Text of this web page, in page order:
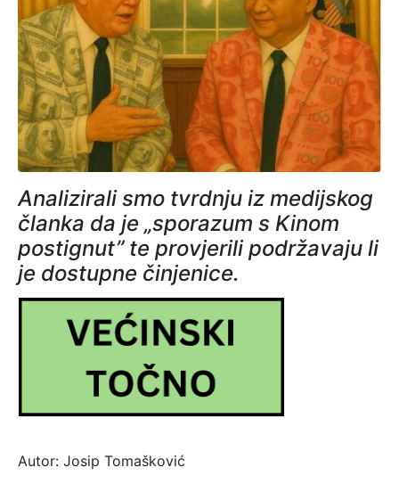
Analizirali smo tvrdnju iz medijskog
članka da je „sporazum s Kinom
postignut” te provjerili podržavaju li
je dostupne činjenice.
Autor: Josip Tomašković